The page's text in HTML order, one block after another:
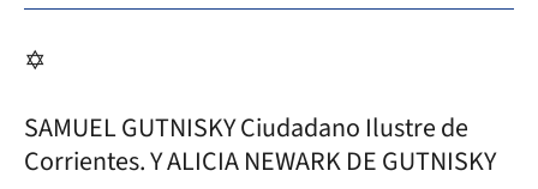
✡
SAMUEL GUTNISKY Ciudadano Ilustre de
Corrientes. Y ALICIA NEWARK DE GUTNISKY